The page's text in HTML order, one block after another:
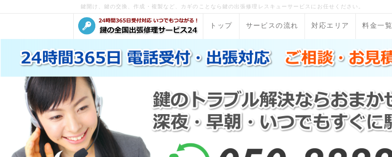
鍵開け、鍵の交換、作成・複製など、カギのことなら鍵の出張修理レスキューサービスにお任せください。
トップ サービスの流れ 対応エリア 料金一覧